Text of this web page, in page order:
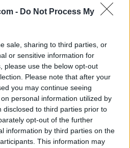
- Do Not Process My
sale, sharing to third parties, or
or sensitive information for
please use the below opt-out
Please note that after your
you may continue seeing
personal information utilized by
disclosed to third parties prior to
opt-out of the further
information by third parties on the
This information may